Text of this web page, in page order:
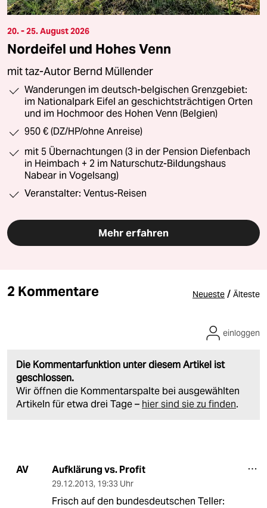
20. - 25. August 2026
Nordeifel und Hohes Venn
mit taz-Autor Bernd Müllender
Wanderungen im deutsch-belgischen Grenzgebiet:
im Nationalpark Eifel an geschichtsträchtigen Orten
und im Hochmoor des Hohen Venn (Belgien)
950 € (DZ/HP/ohne Anreise)
mit 5 Übernachtungen (3 in der Pension Diefenbach
in Heimbach + 2 im Naturschutz-Bildungshaus
Nabear in Vogelsang)
Veranstalter: Ventus-Reisen
Mehr erfahren
2 Kommentare Neueste / Älteste
Die Kommentarfunktion unter diesem Artikel ist
geschlossen.
Wir öffnen die Kommentarspalte bei ausgewählten
Artikeln für etwa drei Tage – hier sind sie zu finden.
einloggen
AV Aufklärung vs. Profit
29.12.2013, 19:33 Uhr
Frisch auf den bundesdeutschen Teller: